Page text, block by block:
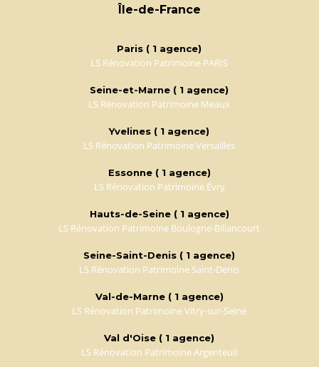
Île-de-France
Paris ( 1 agence)
LS Rénovation Patrimoine PARIS
Seine-et-Marne ( 1 agence)
LS Rénovation Patrimoine Meaux
Yvelines ( 1 agence)
LS Rénovation Patrimoine Versailles
Essonne ( 1 agence)
LS Rénovation Patrimoine Évry
Hauts-de-Seine ( 1 agence)
LS Rénovation Patrimoine Boulogne-Billancourt
Seine-Saint-Denis ( 1 agence)
LS Rénovation Patrimoine Saint-Denis
Val-de-Marne ( 1 agence)
LS Rénovation Patrimoine Vitry-sur-Seine
Val d'Oise ( 1 agence)
LS Rénovation Patrimoine Argenteuil